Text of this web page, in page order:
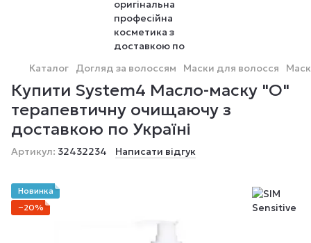
Каталог Догляд за волоссям Маски для волосся
Купити System4 Масло-маску "O"
терапевтичну очищаючу з
доставкою по Україні
Артикул: 32432234 Написати відгук
Новинка
−20%